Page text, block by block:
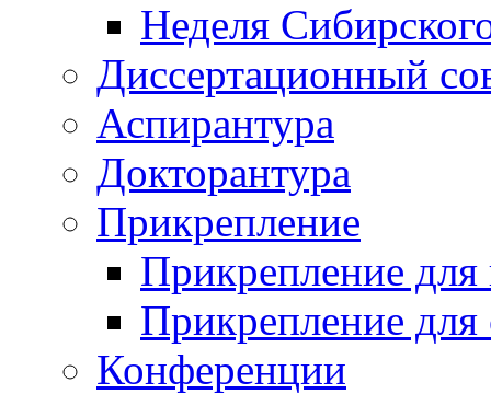
Неделя
Диссертационный
Аспирантура
Докторантура
Прикрепление
Прикрепление для
Прикрепление для
Конференции